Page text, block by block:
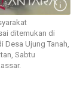
ditemukan di
Desa Ujung Tanah,
Sabtu